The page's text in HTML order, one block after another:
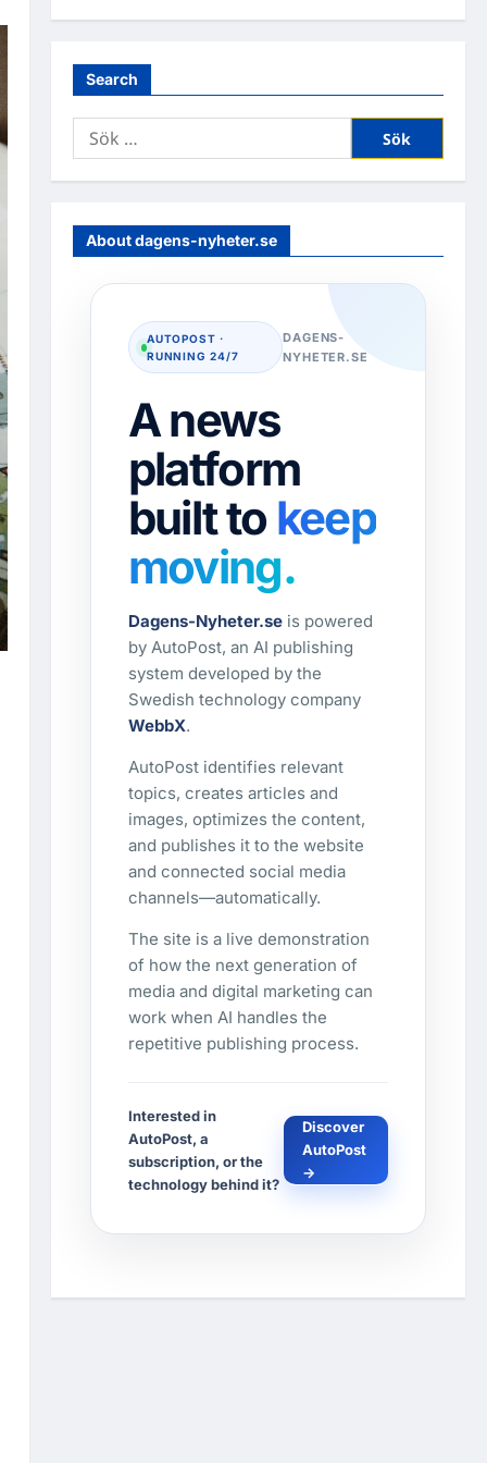
Search
Sök
efter:
About dagens-nyheter.se
AUTOPOST ·
RUNNING 24/7
DAGENS-
NYHETER.SE
A news
platform
built to keep
moving.
Dagens-Nyheter.seis powered
by AutoPost, an AI publishing
system developed by the
Swedish technology company
WebbX.
AutoPost identifies relevant
topics, creates articles and
images, optimizes the content,
and publishes it to the website
and connected social media
channels—automatically.
The site is a live demonstration
of how the next generation of
media and digital marketing can
work when AI handles the
repetitive publishing process.
Interested in
AutoPost, a
subscription, or the
technology behind it?
Discover
AutoPost
→